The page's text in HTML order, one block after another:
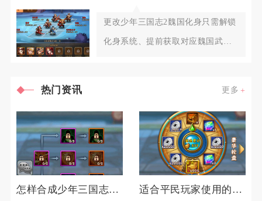
更改少年三国志2魏国化身只需解锁
化身系统、提前获取对应魏国武将
热门资讯 更多
怎样合成少年三国志二中的极品宝物 适合平民玩家使用的前期少年三国志2阵容推荐